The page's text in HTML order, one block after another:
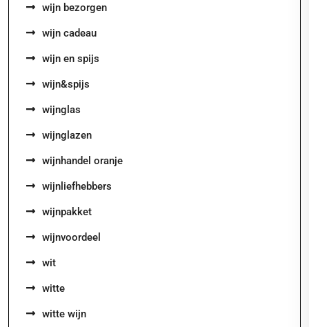
wijn bezorgen
wijn cadeau
wijn en spijs
wijn&spijs
wijnglas
wijnglazen
wijnhandel oranje
wijnliefhebbers
wijnpakket
wijnvoordeel
wit
witte
witte wijn